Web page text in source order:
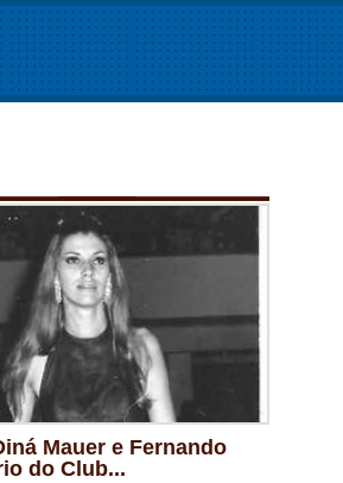
Mauer e Fernando
do Club...